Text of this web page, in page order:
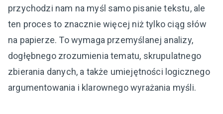
przychodzi nam na myśl samo pisanie tekstu, ale
ten proces to znacznie więcej niż tylko ciąg słów
na papierze. To wymaga przemyślanej analizy,
dogłębnego zrozumienia tematu, skrupulatnego
zbierania danych, a także umiejętności logicznego
argumentowania i klarownego wyrażania myśli.